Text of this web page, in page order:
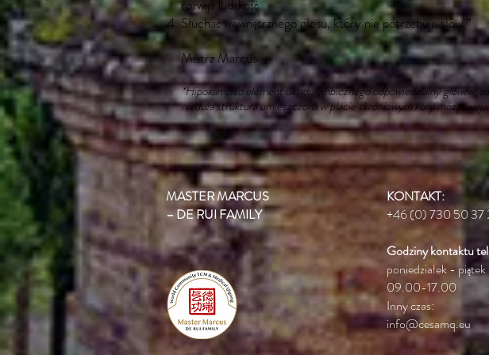
rozwija ludzkość
Słuchać wewnętrznego głosu, który nie potrzebuje słów.”
Mistrz Marcus
*Hipokamp to element układu limbicznego odpowiedzialny głównie
nieduża struktura umieszczona w płacie skroniowym kory mózgowej.
KONTAKT:
+46 (0) 730 50 37
Godziny kontaktu
poniedziałek - piątek
09.00-17.00
Inny czas:
info@cesamq.eu
MASTER MARCUS
– DE RUI FAMILY